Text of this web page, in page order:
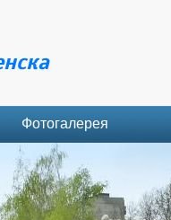
Фотогалерея